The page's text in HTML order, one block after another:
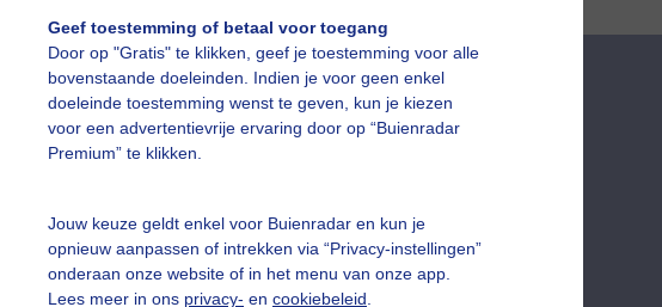
Geef toestemming of betaal voor toegang
Door op "Gratis" te klikken, geef je toestemming voor alle
bovenstaande doeleinden. Indien je voor geen enkel
doeleinde toestemming wenst te geven, kun je kiezen
voor een advertentievrije ervaring door op “Buienradar
Premium” te klikken.
Jouw keuze geldt enkel voor Buienradar en kun je
opnieuw aanpassen of intrekken via “Privacy-instellingen”
onderaan onze website of in het menu van onze app.
Lees meer in ons privacy- en cookiebeleid
vragen
Mijn weer
De Bilt